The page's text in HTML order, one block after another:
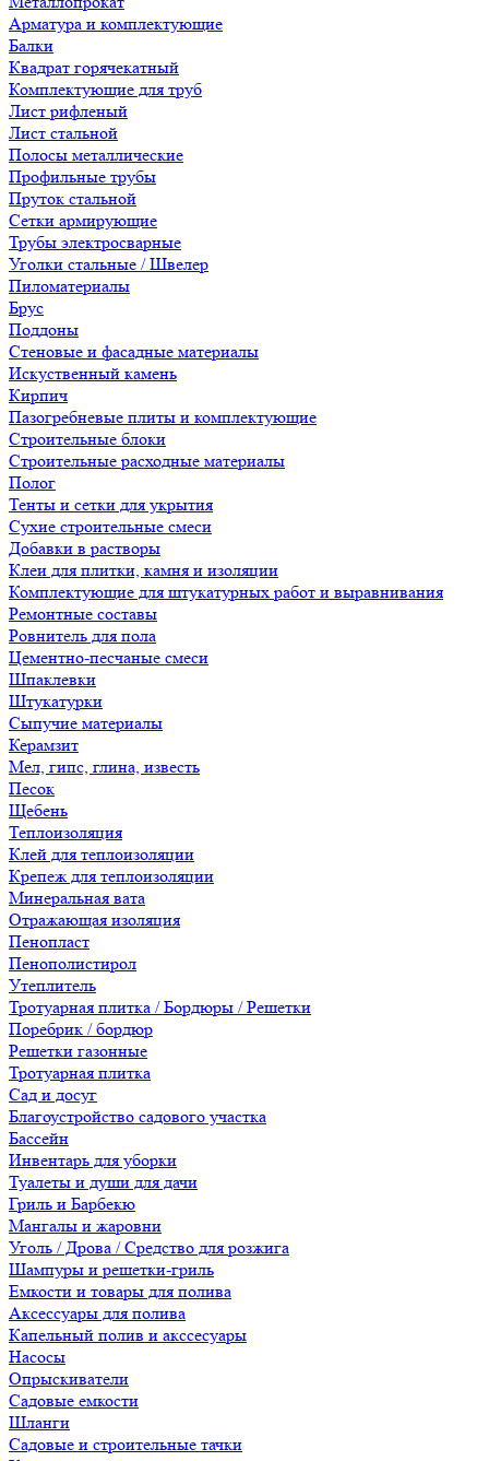
Арматура и комплектующие
Балки
Квадрат горячекатный
Комплектующие для труб
Лист рифленый
Лист стальной
Полосы металлические
Профильные трубы
Пруток стальной
Сетки армирующие
Трубы электросварные
Уголки стальные / Швелер
Пиломатериалы
Брус
Поддоны
Стеновые и фасадные материалы
Искуственный камень
Кирпич
Пазогребневые плиты и комплектующие
Строительные блоки
Строительные расходные материалы
Полог
Тенты и сетки для укрытия
Сухие строительные смеси
Добавки в растворы
Клеи для плитки, камня и изоляции
Комплектующие для штукатурных работ и выравнивания
Ремонтные составы
Ровнитель для пола
Цементно-песчаные смеси
Шпаклевки
Штукатурки
Сыпучие материалы
Керамзит
Мел, гипс, глина, известь
Песок
Щебень
Теплоизоляция
Клей для теплоизоляции
Крепеж для теплоизоляции
Минеральная вата
Отражающая изоляция
Пенопласт
Пенополистирол
Утеплитель
Тротуарная плитка / Бордюры / Решетки
Поребрик / бордюр
Решетки газонные
Тротуарная плитка
Сад и досуг
Благоустройство садового участка
Бассейн
Инвентарь для уборки
Туалеты и души для дачи
Гриль и Барбекю
Мангалы и жаровни
Уголь / Дрова / Средство для розжига
Шампуры и решетки-гриль
Емкости и товары для полива
Аксессуары для полива
Капельный полив и акссесуары
Насосы
Опрыскиватели
Садовые емкости
Шланги
Садовые и строительные тачки